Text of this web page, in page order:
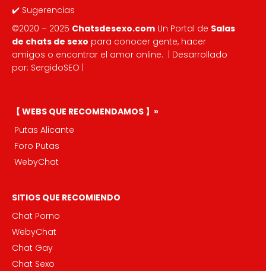
✔️ Sugerencias
©2020 – 2025 Chatsdesexo.com Un Portal de Salas
de chats de sexo para conocer gente, hacer
amigos o encontrar el amor online. | Desarrollado
por: SergidoSEO |
【 WEBS QUE RECOMENDAMOS 】»
Putas Alicante
Foro Putas
WebyChat
SITIOS QUE RECOMIENDO
Chat Porno
WebyChat
Chat Gay
Chat Sexo